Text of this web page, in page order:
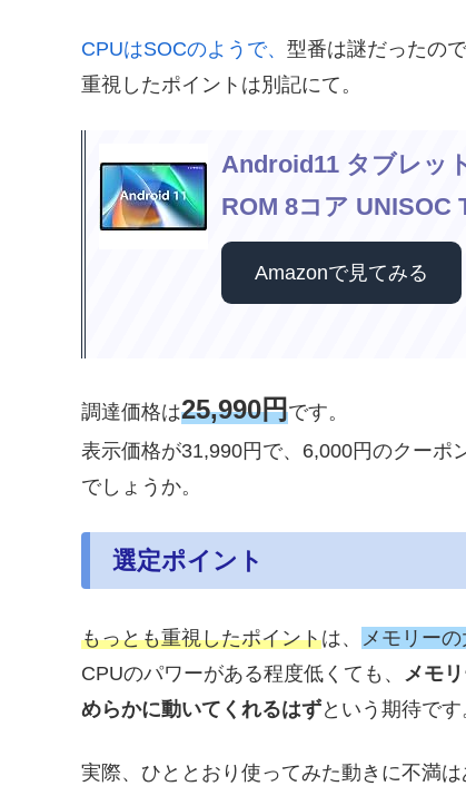
CPUはSOCのようで、 型番は謎だったの
重視したポイントは別記にて。
Android11 タブレッ
ROM 8コア UNISOC
Amazonで見てみる
調達価格は25,990円です。
表示価格が31,990円で、6,000円のクーポ
でしょうか。
選定ポイント
もっとも重視したポイントは、 メモリーの
CPUのパワーがある程度低くても、 メモ
めらかに動いてくれるはずという期待です
実際、ひととおり使ってみた動きに不満は